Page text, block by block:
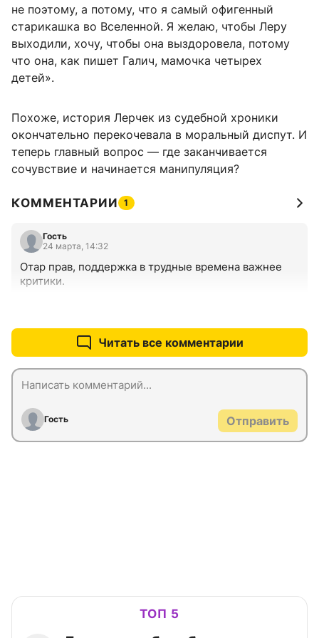
не поэтому, а потому, что я самый офигенный
старикашка во Вселенной. Я желаю, чтобы Леру
выходили, хочу, чтобы она выздоровела, потому
что она, как пишет Галич, мамочка четырех
детей».
Похоже, история Лерчек из судебной хроники
окончательно перекочевала в моральный диспут. И
теперь главный вопрос — где заканчивается
сочувствие и начинается манипуляция?
КОММЕНТАРИИ 1
Гость
24 марта, 14:32
Отар прав, поддержка в трудные времена важнее
критики.
Читать все комментарии
Гость Отправить
ТОП 5